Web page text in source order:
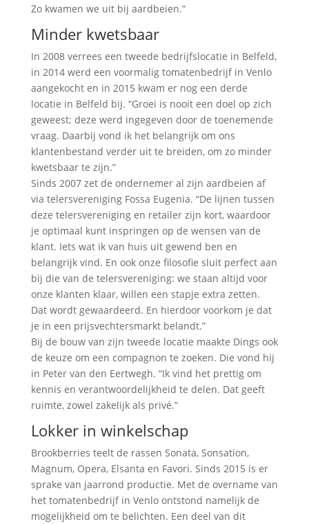
Zo kwamen we uit bij aardbeien.”
Minder kwetsbaar
In 2008 verrees een tweede bedrijfslocatie in Belfeld,
in 2014 werd een voormalig tomatenbedrijf in Venlo
aangekocht en in 2015 kwam er nog een derde
locatie in Belfeld bij. “Groei is nooit een doel op zich
geweest; deze werd ingegeven door de toenemende
vraag. Daarbij vond ik het belangrijk om ons
klantenbestand verder uit te breiden, om zo minder
kwetsbaar te zijn.”
Sinds 2007 zet de ondernemer al zijn aardbeien af
via telersvereniging Fossa Eugenia. “De lijnen tussen
deze telersvereniging en retailer zijn kort, waardoor
je optimaal kunt inspringen op de wensen van de
klant. Iets wat ik van huis uit gewend ben en
belangrijk vind. En ook onze filosofie sluit perfect aan
bij die van de telersvereniging: we staan altijd voor
onze klanten klaar, willen een stapje extra zetten.
Dat wordt gewaardeerd. En hierdoor voorkom je dat
je in een prijsvechtersmarkt belandt.”
Bij de bouw van zijn tweede locatie maakte Dings ook
de keuze om een compagnon te zoeken. Die vond hij
in Peter van den Eertwegh. “Ik vind het prettig om
kennis en verantwoordelijkheid te delen. Dat geeft
ruimte, zowel zakelijk als privé.”
Lokker in winkelschap
Brookberries teelt de rassen Sonata, Sonsation,
Magnum, Opera, Elsanta en Favori. Sinds 2015 is er
sprake van jaarrond productie. Met de overname van
het tomatenbedrijf in Venlo ontstond namelijk de
mogelijkheid om te belichten. Een deel van dit